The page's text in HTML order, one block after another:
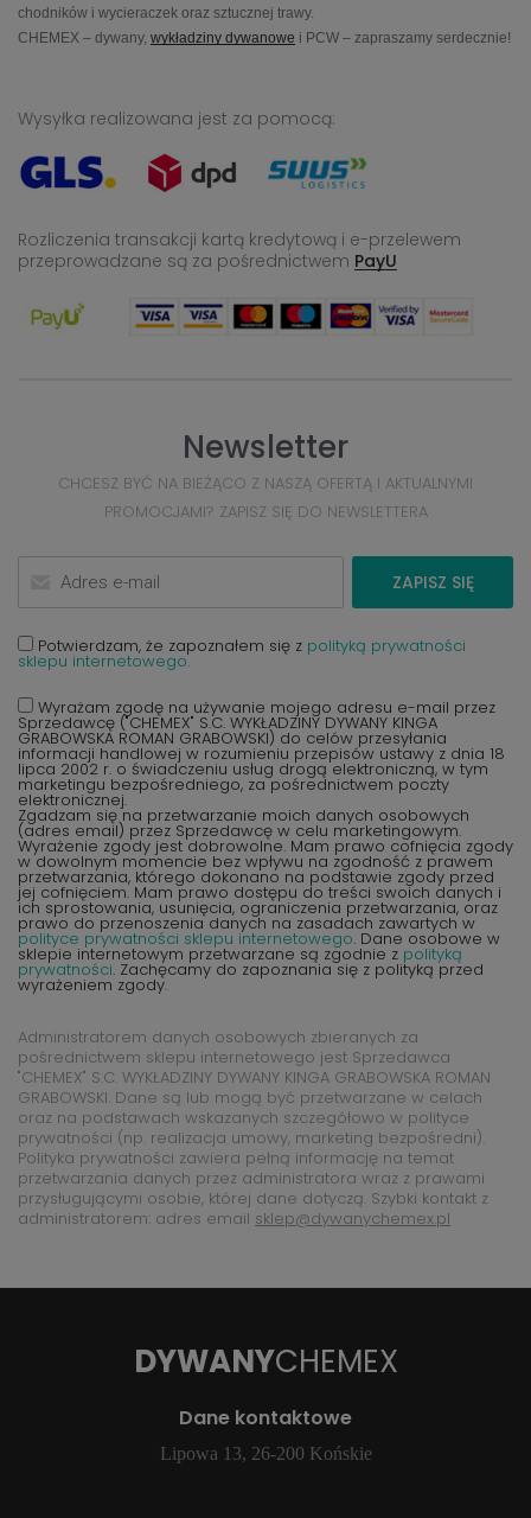
chodników i wycieraczek oraz sztucznej trawy.
CHEMEX – dywany, wykładziny dywanowe i PCW – zapraszamy serdecznie!
Wysyłka realizowana jest za pomocą:
Rozliczenia transakcji kartą kredytową i e-przelewem
przeprowadzane są za pośrednictwem PayU
Newsletter
CHCESZ BYĆ NA BIEŻĄCO Z NASZĄ OFERTĄ I AKTUALNYMI
PROMOCJAMI? ZAPISZ SIĘ DO NEWSLETTERA
ZAPISZ SIĘ
Potwierdzam, że zapoznałem się z polityką prywatności
sklepu internetowego.
Wyrażam zgodę na używanie mojego adresu e-mail przez
Sprzedawcę ("CHEMEX" S.C. WYKŁADZINY DYWANY KINGA
GRABOWSKA ROMAN GRABOWSKI) do celów przesyłania
informacji handlowej w rozumieniu przepisów ustawy z dnia 18
lipca 2002 r. o świadczeniu usług drogą elektroniczną, w tym
marketingu bezpośredniego, za pośrednictwem poczty
elektronicznej.
Zgadzam się na przetwarzanie moich danych osobowych
(adres email) przez Sprzedawcę w celu marketingowym.
Wyrażenie zgody jest dobrowolne. Mam prawo cofnięcia zgody
w dowolnym momencie bez wpływu na zgodność z prawem
przetwarzania, którego dokonano na podstawie zgody przed
jej cofnięciem. Mam prawo dostępu do treści swoich danych i
ich sprostowania, usunięcia, ograniczenia przetwarzania, oraz
prawo do przenoszenia danych na zasadach zawartych w
polityce prywatności sklepu internetowego. Dane osobowe w
sklepie internetowym przetwarzane są zgodnie z polityką
prywatności. Zachęcamy do zapoznania się z polityką przed
wyrażeniem zgody.
Administratorem danych osobowych zbieranych za
pośrednictwem sklepu internetowego jest Sprzedawca
"CHEMEX" S.C. WYKŁADZINY DYWANY KINGA GRABOWSKA ROMAN
GRABOWSKI. Dane są lub mogą być przetwarzane w celach
oraz na podstawach wskazanych szczegółowo w polityce
prywatności (np. realizacja umowy, marketing bezpośredni).
Polityka prywatności zawiera pełną informację na temat
przetwarzania danych przez administratora wraz z prawami
przysługującymi osobie, której dane dotyczą. Szybki kontakt z
administratorem: adres email sklep@dywanychemex.pl
DYWANYCHEMEX
Dane kontaktowe
Lipowa 13, 26-200 Końskie